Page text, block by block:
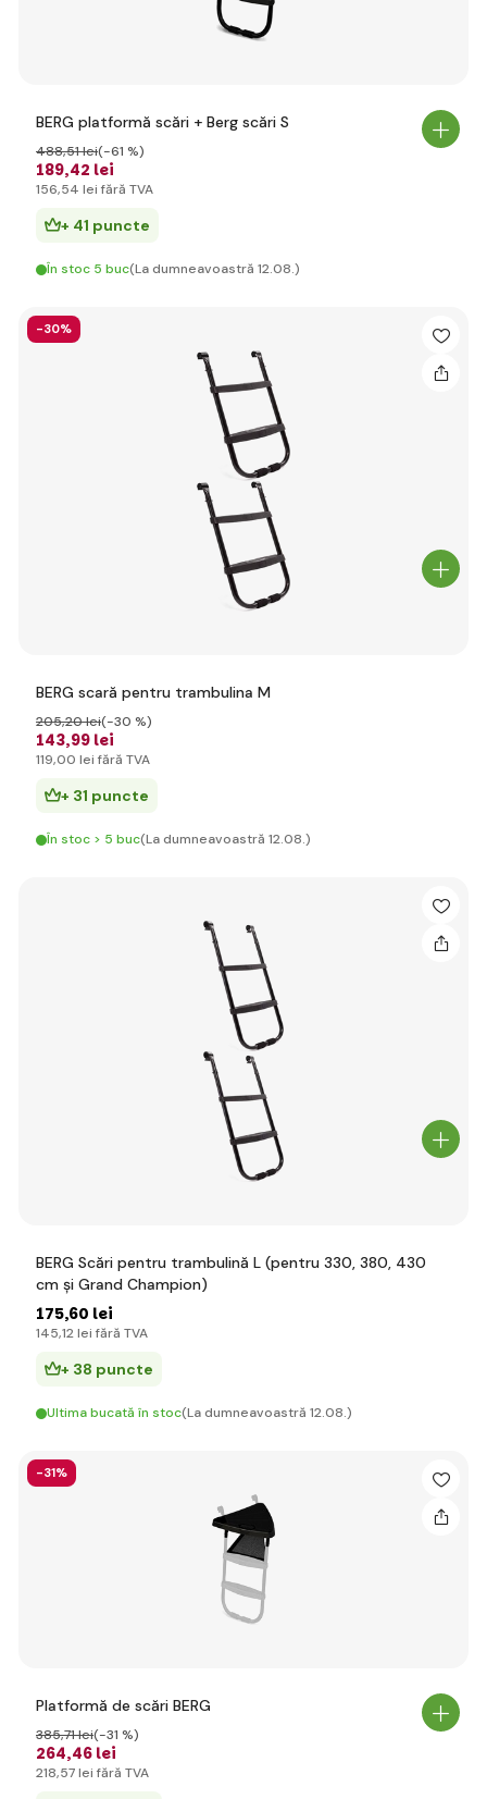
BERG platformă scări + Berg scări S
189,42 lei
488,51 lei(-61 %)
156,54 lei fără TVA
+ 41 puncte
În stoc 5 buc(La dumneavoastră 12.08.)
-30%
BERG scară pentru trambulina M
143,99 lei
205,20 lei(-30 %)
119,00 lei fără TVA
+ 31 puncte
În stoc > 5 buc(La dumneavoastră 12.08.)
BERG Scări pentru trambulină L (pentru 330, 380, 430
cm și Grand Champion)
175,60 lei
145,12 lei fără TVA
+ 38 puncte
Ultima bucată în stoc(La dumneavoastră 12.08.)
-31%
Platformă de scări BERG
264,46 lei
385,71 lei(-31 %)
218,57 lei fără TVA